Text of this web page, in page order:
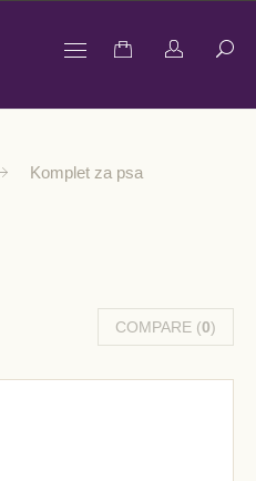
Komplet za psa
COMPARE (0)